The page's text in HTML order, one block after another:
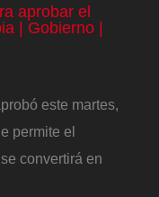
aprobar el
| Gobierno |
este martes,
permite el
convertirá en